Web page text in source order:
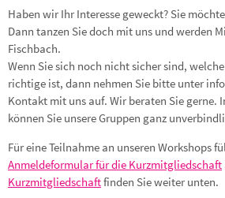
Haben wir Ihr Interesse geweckt? Sie
Dann tanzen Sie doch mit uns und werden
Fischbach.
Wenn Sie sich noch nicht sicher sind,
richtige ist, dann nehmen Sie bitte unter
Kontakt mit uns auf. Wir beraten Sie gerne.
können Sie unsere Gruppen ganz
Für eine Teilnahme an unseren Workshops
Anmeldeformular für die Kurzmitgliedschaft
Kurzmitgliedschaftfinden Sie weiter unten.